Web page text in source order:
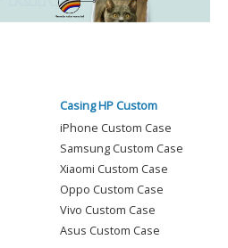
Casing HP Custom
iPhone Custom Case
Samsung Custom Case
Xiaomi Custom Case
Oppo Custom Case
Vivo Custom Case
Asus Custom Case